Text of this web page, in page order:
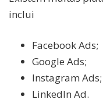
inclui
Facebook Ads;
Google Ads;
Instagram Ads;
LinkedIn Ad.